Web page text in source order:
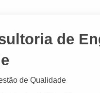
de
de Qualidade